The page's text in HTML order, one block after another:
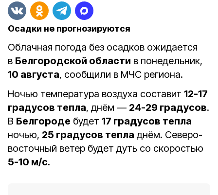
Осадки не прогнозируются
Облачная погода без осадков ожидается
в Белгородской области в понедельник,
10 августа, сообщили в МЧС региона.
Ночью температура воздуха составит 12-17
градусов тепла, днём — 24-29 градусов.
В Белгороде будет 17 градусов тепла
ночью, 25 градусов тепла днём. Северо-
восточный ветер будет дуть со скоростью
5-10 м/с.